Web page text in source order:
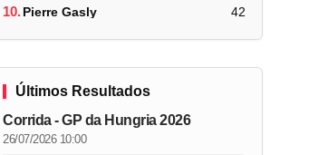
10.Pierre Gasly 42
Últimos Resultados
Corrida - GP da Hungria 2026
26/07/2026 10:00